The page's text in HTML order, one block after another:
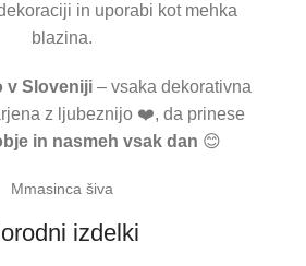
in uporabi kot mehka
blazina.
v Sloveniji– vsaka dekorativna
z ljubeznijo ❤️, da prinese
in nasmeh vsak dan 😊
Mmasinca šiva
izdelki